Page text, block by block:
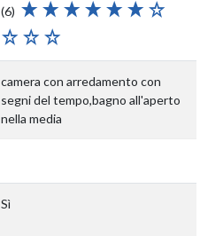
(6)
camera con arredamento con
segni del tempo,bagno all'aperto
nella media
Sì